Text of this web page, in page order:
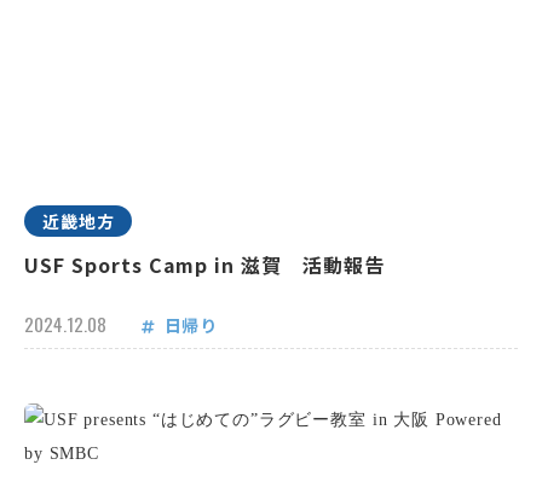
近畿地方
USF Sports Camp in 滋賀 活動報告
2024.12.08 日帰り